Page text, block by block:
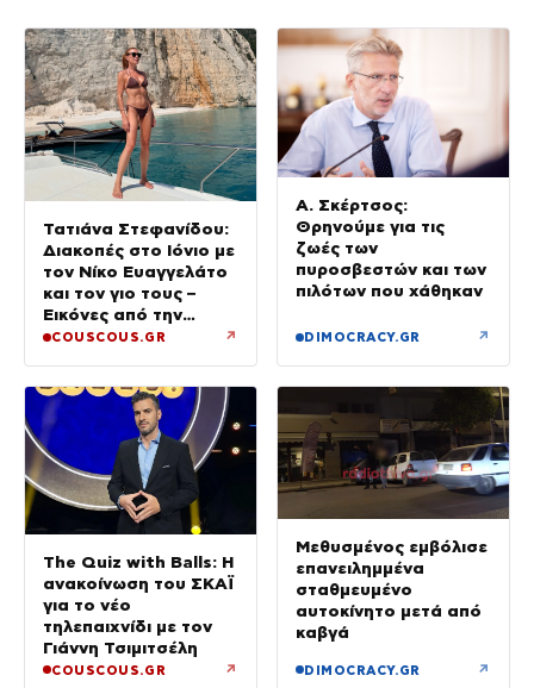
Τατιάνα Στεφανίδου:
Διακοπές στο Ιόνιο με
τον Νίκο Ευαγγελάτο
και τον γιο τους –
Εικόνες από την
Κεφαλονιά
COUSCOUS.GR ↗
Α. Σκέρτσος:
Θρηνούμε για τις
ζωές των
πυροσβεστών και των
πιλότων που χάθηκαν
DIMOCRACY.GR ↗
The Quiz with Balls: Η
ανακοίνωση του ΣΚΑΪ
για το νέο
τηλεπαιχνίδι με τον
Γιάννη Τσιμιτσέλη
COUSCOUS.GR ↗
Μεθυσμένος εμβόλισε
επανειλημμένα
σταθμευμένο
αυτοκίνητο μετά από
καβγά
DIMOCRACY.GR ↗